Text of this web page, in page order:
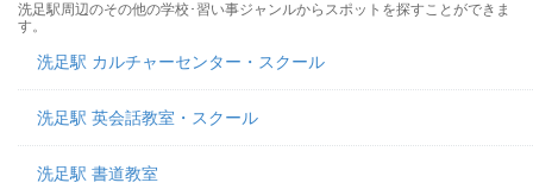
洗足駅周辺のその他の学校･習い事ジャンルからスポットを探すことができま
す。
洗足駅 カルチャーセンター・スクール
洗足駅 英会話教室・スクール
洗足駅 書道教室